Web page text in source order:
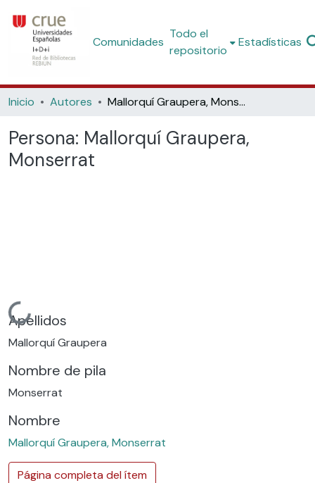
Comunidades
Todo el
repositorio
Estadísticas
Inicio Autores Mallorquí Graupera, Monserrat
Persona: Mallorquí Graupera,
Monserrat
Cargando...
Apellidos
Mallorquí Graupera
Nombre de pila
Monserrat
Nombre
Mallorquí Graupera, Monserrat
Página completa del ítem